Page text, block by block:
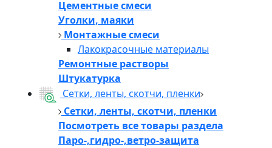
Цементные смеси
Уголки, маяки
Монтажные смеси
Лакокрасочные материалы
Ремонтные растворы
Штукатурка
Сетки, ленты, скотчи, пленки
Сетки, ленты, скотчи, пленки
Посмотреть все товары раздела
Паро-,гидро-,ветро-защита